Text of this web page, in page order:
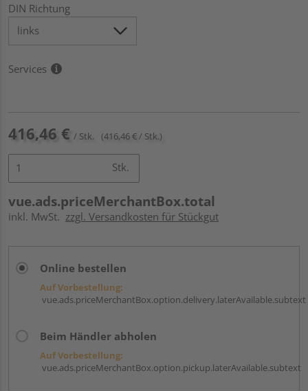
DIN Richtung
Services
416,46 € / Stk. (416,46 € / Stk.)
Stk.
vue.ads.priceMerchantBox.total
inkl. MwSt. zzgl. Versandkosten für Stückgut
Online bestellen
Auf Vorbestellung:
vue.ads.priceMerchantBox.option.delivery.laterAvailable.subtext
Beim Händler abholen
Auf Vorbestellung:
vue.ads.priceMerchantBox.option.pickup.laterAvailable.subtext